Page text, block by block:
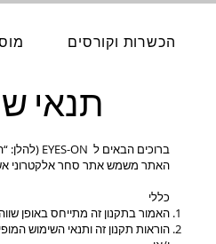
הכשרות וקורסים
תנאי
ברוכים הבאים ל EYES-ON (להלן: “האתר”). האתר מופעל ע”י רואי בן ענת (ע.מ: 200419042 (להלן: “הנהלת האתר” או “החברה”).
האתר משמש אתר סחר אלקטרוני אשר
כללי
האמור בתקנון זה מתייחס באופן
הוראות תקנון זה ותנאי השימוש